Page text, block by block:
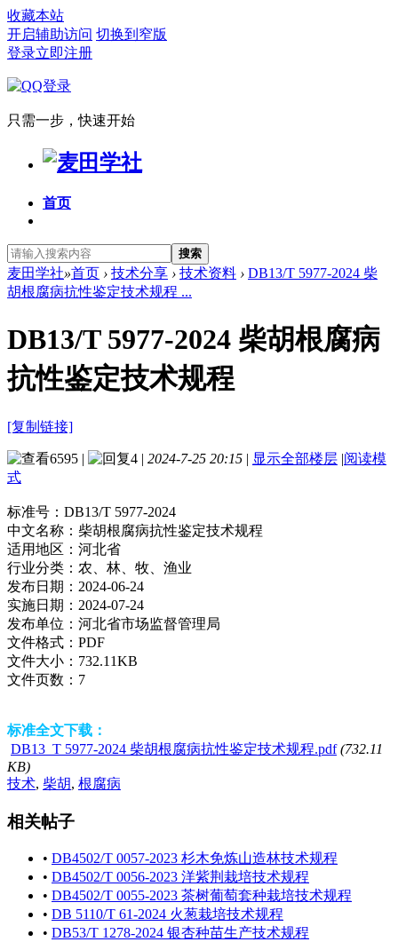
收藏本站
开启辅助访问 切换到窄版
登录立即注册
只需一步，快速开始
首页
搜索
麦田学社»首页 › 技术分享 › 技术资料 › DB13/T 5977-2024 柴
胡根腐病抗性鉴定技术规程 ...
DB13/T 5977-2024 柴胡根腐病
抗性鉴定技术规程
[复制链接]
6595 | 4 | 2024-7-25 20:15 | 显示全部楼层 |阅读模
式
标准号： DB13/T 5977-2024
中文名称： 柴胡根腐病抗性鉴定技术规程
适用地区： 河北省
行业分类： 农、林、牧、渔业
发布日期： 2024-06-24
实施日期： 2024-07-24
发布单位： 河北省市场监督管理局
文件格式： PDF
文件大小： 732.11KB
文件页数： 7
标准全文下载：
DB13_T 5977-2024 柴胡根腐病抗性鉴定技术规程.pdf (732.11
KB)
技术, 柴胡, 根腐病
相关帖子
• DB4502/T 0057-2023 杉木免炼山造林技术规程
• DB4502/T 0056-2023 洋紫荆栽培技术规程
• DB4502/T 0055-2023 茶树葡萄套种栽培技术规程
• DB 5110/T 61-2024 火葱栽培技术规程
• DB53/T 1278-2024 银杏种苗生产技术规程